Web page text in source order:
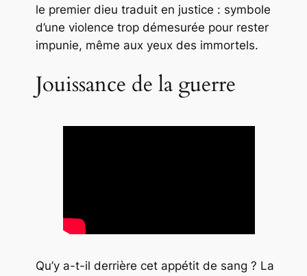
le premier dieu traduit en justice : symbole
d’une violence trop démesurée pour rester
impunie, même aux yeux des immortels.
Jouissance de la guerre
Qu’y a-t-il derrière cet appétit de sang ? La